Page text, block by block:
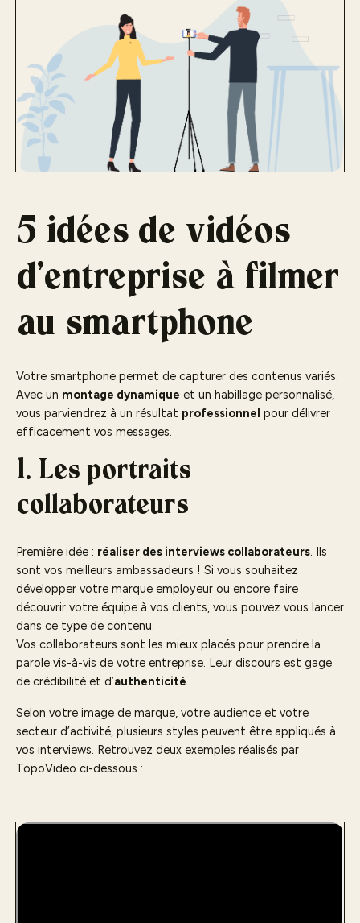
5 idées de vidéos
d’entreprise à filmer
au smartphone
Votre smartphone permet de capturer des contenus variés.
Avec un montage dynamique et un habillage personnalisé,
vous parviendrez à un résultat professionnel pour délivrer
efficacement vos messages.
1. Les portraits
collaborateurs
Première idée : réaliser des interviews collaborateurs. Ils
sont vos meilleurs ambassadeurs ! Si vous souhaitez
développer votre marque employeur ou encore faire
découvrir votre équipe à vos clients, vous pouvez vous lancer
dans ce type de contenu.
Vos collaborateurs sont les mieux placés pour prendre la
parole vis-à-vis de votre entreprise. Leur discours est gage
de crédibilité et d’authenticité.
Selon votre image de marque, votre audience et votre
secteur d’activité, plusieurs styles peuvent être appliqués à
vos interviews. Retrouvez deux exemples réalisés par
TopoVideo ci-dessous :